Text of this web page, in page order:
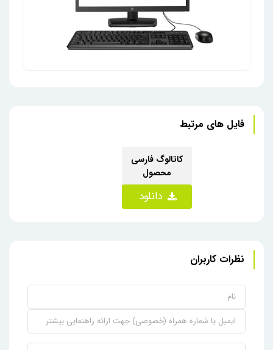
فایل های مرتبط
کاتالوگ فارسی
محصول
دانلود
نظرات کاربران